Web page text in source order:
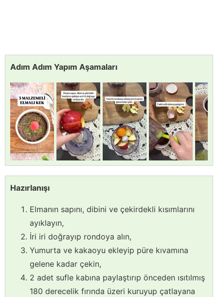
Adım Adım Yapım Aşamaları
Hazırlanışı
Elmanın sapını, dibini ve çekirdekli kısımlarını
ayıklayın,
İri iri doğrayıp rondoya alın,
Yumurta ve kakaoyu ekleyip püre kıvamına
gelene kadar çekin,
2 adet sufle kabına paylaştırıp önceden ısıtılmış
180 derecelik fırında üzeri kuruyup çatlayana